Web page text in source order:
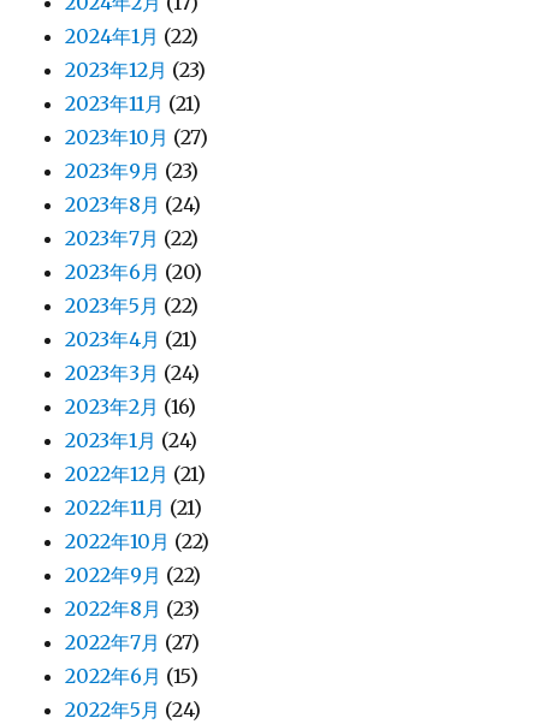
2024年1月 (22)
2023年12月 (23)
2023年11月 (21)
2023年10月 (27)
2023年9月 (23)
2023年8月 (24)
2023年7月 (22)
2023年6月 (20)
2023年5月 (22)
2023年4月 (21)
2023年3月 (24)
2023年2月 (16)
2023年1月 (24)
2022年12月 (21)
2022年11月 (21)
2022年10月 (22)
2022年9月 (22)
2022年8月 (23)
2022年7月 (27)
2022年6月 (15)
2022年5月 (24)